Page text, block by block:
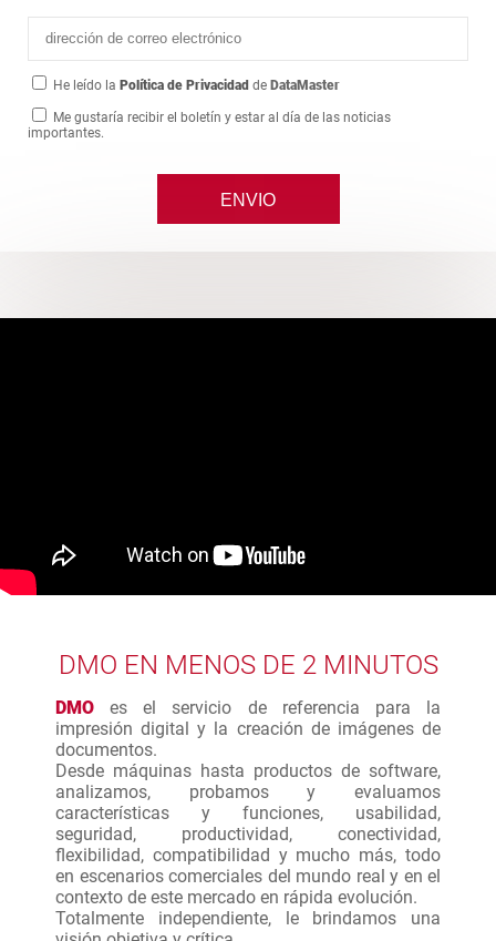
He leído la Política de Privacidad de DataMaster
Me gustaría recibir el boletín y estar al día de las noticias
importantes.
DMO EN MENOS DE 2 MINUTOS
DMO es el servicio de referencia para la
impresión digital y la creación de imágenes de
documentos.
Desde máquinas hasta productos de software,
analizamos, probamos y evaluamos
características y funciones, usabilidad,
seguridad, productividad, conectividad,
flexibilidad, compatibilidad y mucho más, todo
en escenarios comerciales del mundo real y en el
contexto de este mercado en rápida evolución.
Totalmente independiente, le brindamos una